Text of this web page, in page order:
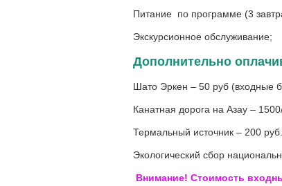
Питание по программе (3
Экскурсионное обслуживание;
Дополнительно
Шато Эркен – 50 руб (входные
Канатная дорога на Азау –
Термальный источник – 200
Экологический сбор
Внимание! Стоимость